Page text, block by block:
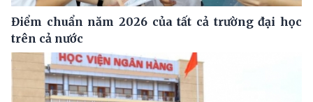
Điểm chuẩn năm 2026 của tất cả trường đại học
trên cả nước